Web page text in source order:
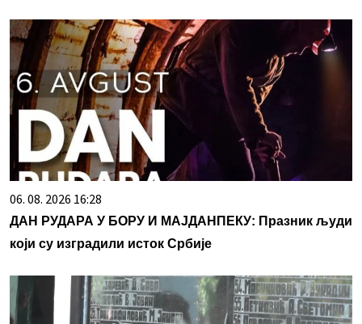
06. 08. 2026 16:28
ДАН РУДАРА У БОРУ И МАЈДАНПЕКУ: Празник људи
који су изградили исток Србије